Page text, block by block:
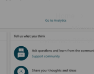
Dynamics 365